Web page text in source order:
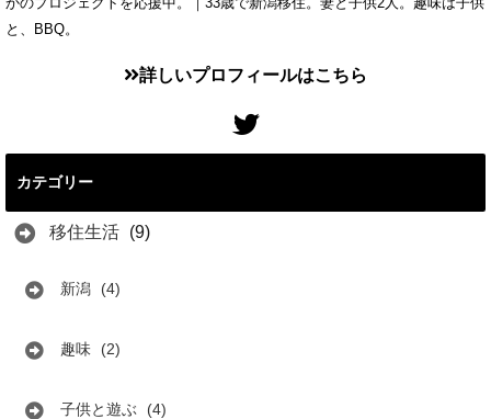
と、BBQ。
詳しいプロフィールはこちら
カテゴリー
移住生活 (9)
新潟 (4)
趣味 (2)
子供と遊ぶ (4)